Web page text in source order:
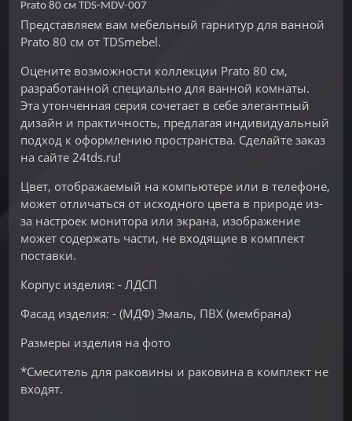
Prato 80 см TDS-MDV-007
Представляем вам мебельный гарнитур для ванной
Prato 80 см от TDSmebel.
Оцените возможности коллекции Prato 80 см,
разработанной специально для ванной комнаты.
Эта утонченная серия сочетает в себе элегантный
дизайн и практичность, предлагая индивидуальный
подход к оформлению пространства. Сделайте заказ
на сайте 24tds.ru!
Цвет, отображаемый на компьютере или в телефоне,
может отличаться от исходного цвета в природе из-
за настроек монитора или экрана, изображение
может содержать части, не входящие в комплект
поставки.
Корпус изделия: - ЛДСП
Фасад изделия: - (МДФ) Эмаль, ПВХ (мембрана)
Размеры изделия на фото
*Смеситель для раковины и раковина в комплект не
входят.